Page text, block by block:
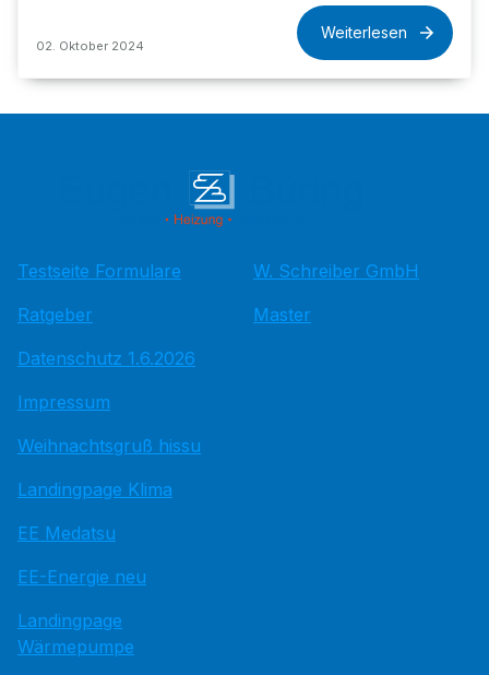
02. Oktober 2024
Weiterlesen
Testseite Formulare
Ratgeber
Datenschutz 1.6.2026
Impressum
Weihnachtsgruß hissu
Landingpage Klima
EE Medatsu
EE-Energie neu
Landingpage
Wärmepumpe
W. Schreiber GmbH
Master